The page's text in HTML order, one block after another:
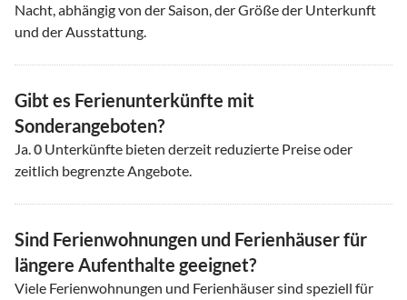
Nacht, abhängig von der Saison, der Größe der Unterkunft
und der Ausstattung.
Gibt es Ferienunterkünfte mit
Sonderangeboten?
Ja.0 Unterkünfte bieten derzeit reduzierte Preise oder
zeitlich begrenzte Angebote.
Sind Ferienwohnungen und Ferienhäuser für
längere Aufenthalte geeignet?
Viele Ferienwohnungen und Ferienhäuser sind speziell für